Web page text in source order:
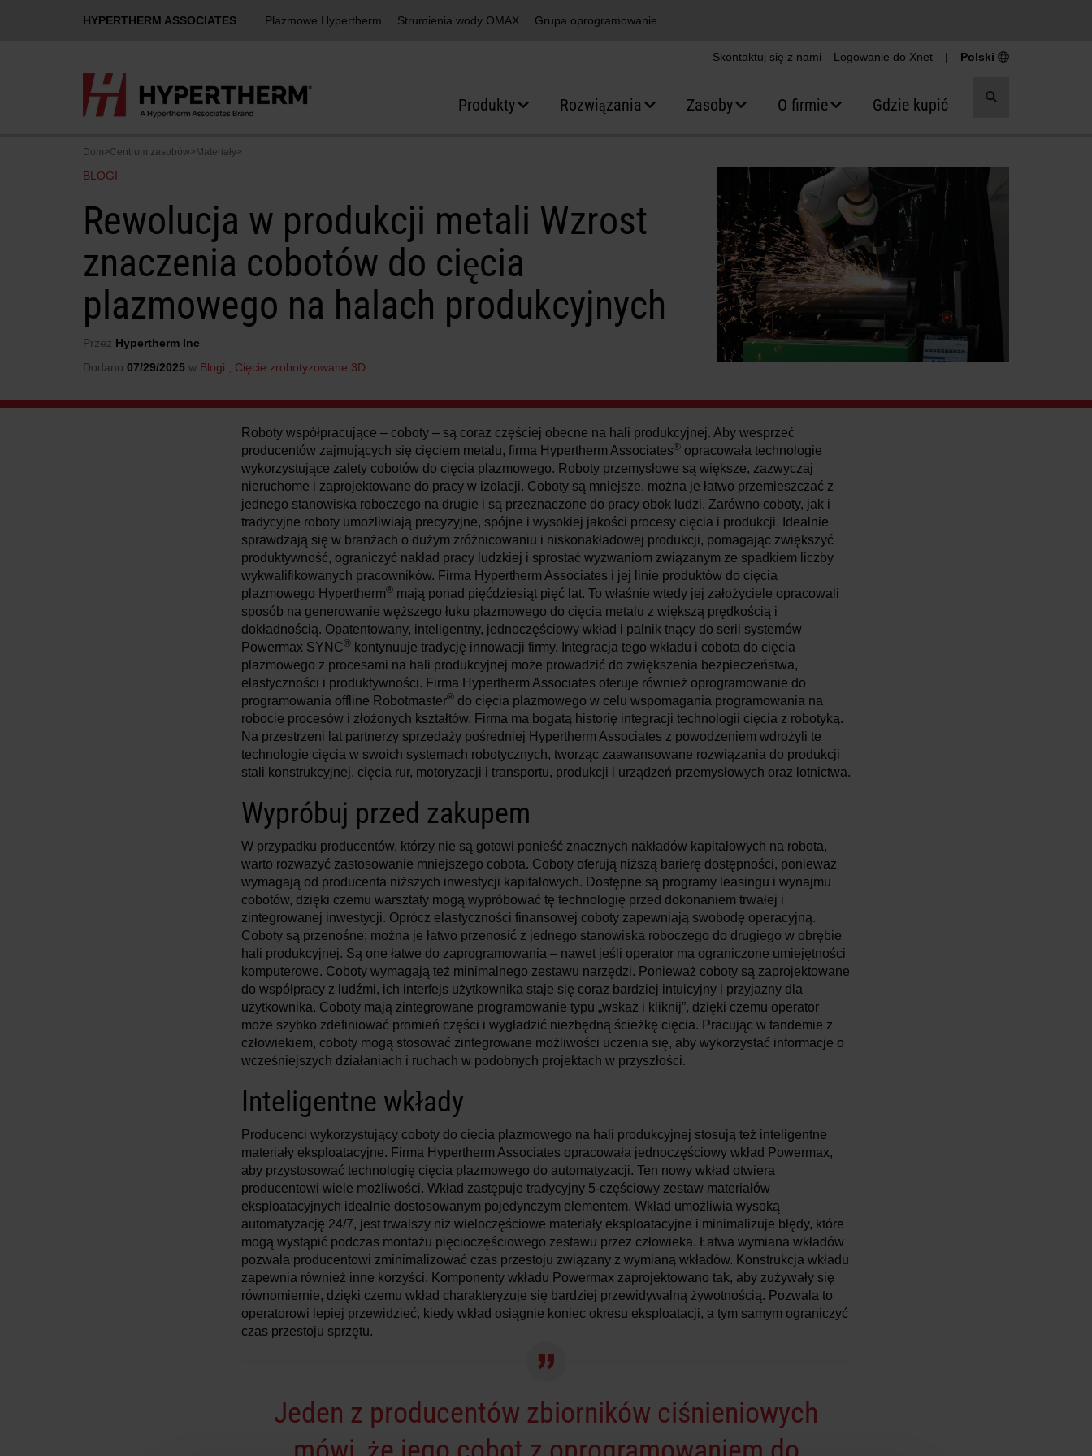
HYPERTHERM ASSOCIATES Plazmowe Hypertherm Strumienia wody OMAX Grupa oprogramowanie
Skontaktuj się z nami Logowanie do Xnet | Polski
Produkty Rozwiązania Zasoby O firmie Gdzie kupić
Przełącz
Dom>Centrum zasobów> Materiały>
BLOGI
Rewolucja w produkcji metali Wzrost
znaczenia cobotów do cięcia
plazmowego na halach produkcyjnych
Przez Hypertherm Inc
Dodano 07/29/2025 w Blogi Cięcie zrobotyzowane 3D
Roboty współpracujące – coboty – są coraz częściej obecne na hali produkcyjnej. Aby wesprzeć
producentów zajmujących się cięciem metalu, firma Hypertherm Associates® opracowała technologie
wykorzystujące zalety cobotów do cięcia plazmowego. Roboty przemysłowe są większe, zazwyczaj
nieruchome i zaprojektowane do pracy w izolacji. Coboty są mniejsze, można je łatwo przemieszczać z
jednego stanowiska roboczego na drugie i są przeznaczone do pracy obok ludzi. Zarówno coboty, jak i
tradycyjne roboty umożliwiają precyzyjne, spójne i wysokiej jakości procesy cięcia i produkcji. Idealnie
sprawdzają się w branżach o dużym zróżnicowaniu i niskonakładowej produkcji, pomagając zwiększyć
produktywność, ograniczyć nakład pracy ludzkiej i sprostać wyzwaniom związanym ze spadkiem liczby
wykwalifikowanych pracowników. Firma Hypertherm Associates i jej linie produktów do cięcia
plazmowego Hypertherm® mają ponad pięćdziesiąt pięć lat. To właśnie wtedy jej założyciele opracowali
sposób na generowanie węższego łuku plazmowego do cięcia metalu z większą prędkością i
dokładnością. Opatentowany, inteligentny, jednoczęściowy wkład i palnik tnący do serii systemów
Powermax SYNC® kontynuuje tradycję innowacji firmy. Integracja tego wkładu i cobota do cięcia
plazmowego z procesami na hali produkcyjnej może prowadzić do zwiększenia bezpieczeństwa,
elastyczności i produktywności. Firma Hypertherm Associates oferuje również oprogramowanie do
programowania offline Robotmaster® do cięcia plazmowego w celu wspomagania programowania na
robocie procesów i złożonych kształtów. Firma ma bogatą historię integracji technologii cięcia z robotyką.
Na przestrzeni lat partnerzy sprzedaży pośredniej Hypertherm Associates z powodzeniem wdrożyli te
technologie cięcia w swoich systemach robotycznych, tworząc zaawansowane rozwiązania do produkcji
stali konstrukcyjnej, cięcia rur, motoryzacji i transportu, produkcji i urządzeń przemysłowych oraz lotnictwa.
Wypróbuj przed zakupem
W przypadku producentów, którzy nie są gotowi ponieść znacznych nakładów kapitałowych na robota,
warto rozważyć zastosowanie mniejszego cobota. Coboty oferują niższą barierę dostępności, ponieważ
wymagają od producenta niższych inwestycji kapitałowych. Dostępne są programy leasingu i wynajmu
cobotów, dzięki czemu warsztaty mogą wypróbować tę technologię przed dokonaniem trwałej i
zintegrowanej inwestycji. Oprócz elastyczności finansowej coboty zapewniają swobodę operacyjną.
Coboty są przenośne; można je łatwo przenosić z jednego stanowiska roboczego do drugiego w obrębie
hali produkcyjnej. Są one łatwe do zaprogramowania – nawet jeśli operator ma ograniczone umiejętności
komputerowe. Coboty wymagają też minimalnego zestawu narzędzi. Ponieważ coboty są zaprojektowane
do współpracy z ludźmi, ich interfejs użytkownika staje się coraz bardziej intuicyjny i przyjazny dla
użytkownika. Coboty mają zintegrowane programowanie typu „wskaż i kliknij”, dzięki czemu operator
może szybko zdefiniować promień części i wygładzić niezbędną ścieżkę cięcia. Pracując w tandemie z
człowiekiem, coboty mogą stosować zintegrowane możliwości uczenia się, aby wykorzystać informacje o
wcześniejszych działaniach i ruchach w podobnych projektach w przyszłości.
Inteligentne wkłady
Producenci wykorzystujący coboty do cięcia plazmowego na hali produkcyjnej stosują też inteligentne
materiały eksploatacyjne. Firma Hypertherm Associates opracowała jednoczęściowy wkład Powermax,
aby przystosować technologię cięcia plazmowego do automatyzacji. Ten nowy wkład otwiera
producentowi wiele możliwości. Wkład zastępuje tradycyjny 5-częściowy zestaw materiałów
eksploatacyjnych idealnie dostosowanym pojedynczym elementem. Wkład umożliwia wysoką
automatyzację 24/7, jest trwalszy niż wieloczęściowe materiały eksploatacyjne i minimalizuje błędy, które
mogą wystąpić podczas montażu pięcioczęściowego zestawu przez człowieka. Łatwa wymiana wkładów
pozwala producentowi zminimalizować czas przestoju związany z wymianą wkładów. Konstrukcja wkładu
zapewnia również inne korzyści. Komponenty wkładu Powermax zaprojektowano tak, aby zużywały się
równomiernie, dzięki czemu wkład charakteryzuje się bardziej przewidywalną żywotnością. Pozwala to
operatorowi lepiej przewidzieć, kiedy wkład osiągnie koniec okresu eksploatacji, a tym samym ograniczyć
czas przestoju sprzętu.
Jeden z producentów zbiorników ciśnieniowych